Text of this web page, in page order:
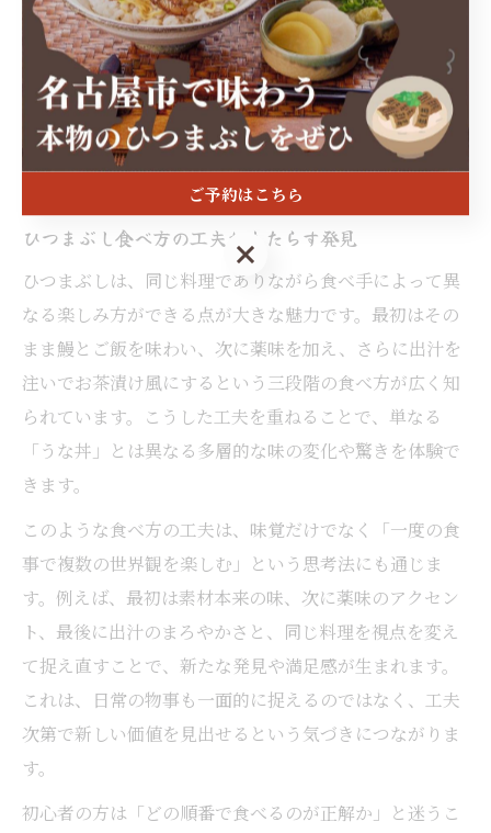
ります。こうした背景を意識することで、ひつまぶしの
食文化はより豊かなものとなるでしょう。
食べ方ごとに変わるひつまぶしの魅力
ひつまぶし食べ方の工夫がもたらす発見
ひつまぶしは、同じ料理でありながら食べ手によって異
なる楽しみ方ができる点が大きな魅力です。最初はその
まま鰻とご飯を味わい、次に薬味を加え、さらに出汁を
注いでお茶漬け風にするという三段階の食べ方が広く知
られています。こうした工夫を重ねることで、単なる
「うな丼」とは異なる多層的な味の変化や驚きを体験で
きます。
このような食べ方の工夫は、味覚だけでなく「一度の食
事で複数の世界観を楽しむ」という思考法にも通じま
す。例えば、最初は素材本来の味、次に薬味のアクセン
ト、最後に出汁のまろやかさと、同じ料理を視点を変え
て捉え直すことで、新たな発見や満足感が生まれます。
これは、日常の物事も一面的に捉えるのではなく、工夫
次第で新しい価値を見出せるという気づきにつながりま
す。
初心者の方は「どの順番で食べるのが正解か」と迷うこ
ご予約はこちら
ご予約はこちら